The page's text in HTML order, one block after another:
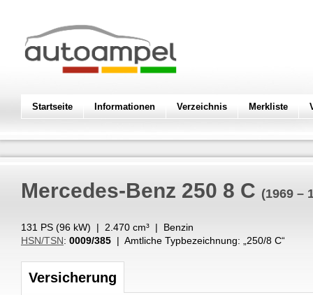
Startseite Informationen Verzeichnis Merkliste
Mercedes-Benz 250 8 C (1969 –
131 PS (96 kW) | 2.470 cm³ | Benzin
HSN/TSN: 0009/385 | Amtliche Typbezeichnung: „ 250/8 C“
Versicherung